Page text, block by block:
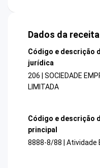
Dados da
Código e descrição
jurídica
206 | SOCIEDADE
LIMITADA
Código e descrição
principal
8888-8/88 | Atividade